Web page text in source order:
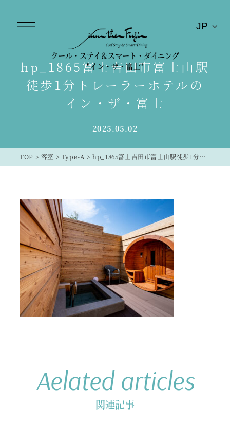
クール・ステイ＆スマート・ダイニング
"イン・ザ・富士"
hp_1865富士吉田市富士山駅
徒歩1分トレーラーホテルの
イン・ザ・富士
2025.05.02
TOP > 客室 > Type-A >hp_1865富士吉田市富士山駅徒歩1分トレーラーホテルのイン・ザ・富士
Aelated articles
関連記事